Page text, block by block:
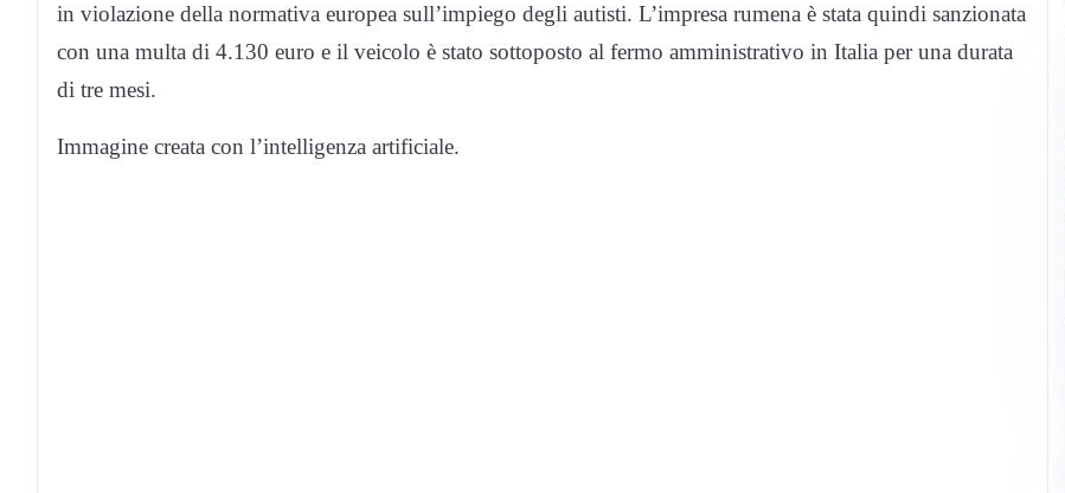
in violazione della normativa europea sull’impiego degli autisti. L’impresa rumena è stata quindi sanzionata
con una multa di 4.130 euro e il veicolo è stato sottoposto al fermo amministrativo in Italia per una durata
di tre mesi.
Immagine creata con l’intelligenza artificiale.